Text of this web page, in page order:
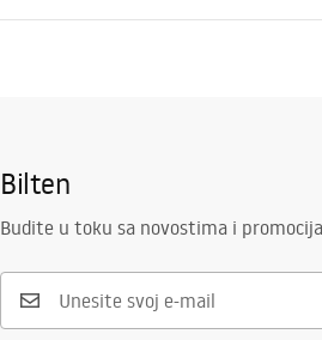
1000mm
24 mjeseca
Bilten
Budite u toku sa novostima i